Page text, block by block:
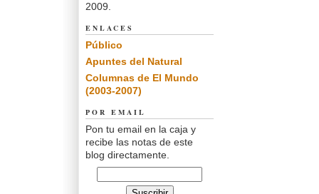
2009.
ENLACES
Público
Apuntes del Natural
Columnas de El Mundo
(2003-2007)
POR EMAIL
Pon tu email en la caja y
recibe las notas de este
blog directamente.